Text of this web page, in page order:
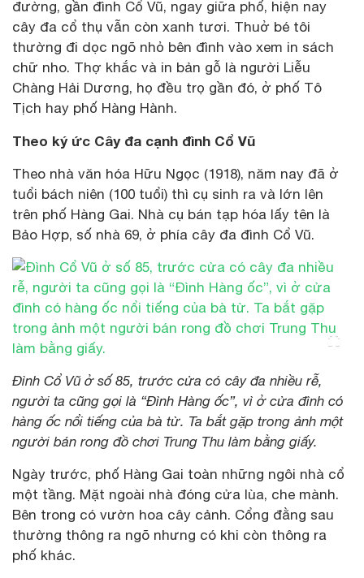
đường, gần đình Cổ Vũ, ngay giữa phố, hiện nay
cây đa cổ thụ vẫn còn xanh tươi. Thuở bé tôi
thường đi dọc ngõ nhỏ bên đình vào xem in sách
chữ nho. Thợ khắc và in bản gỗ là người Liễu
Chàng Hải Dương, họ đều trọ gần đó, ở phố Tô
Tịch hay phố Hàng Hành.
Theo ký ức Cây đa cạnh đình Cổ Vũ
Theo nhà văn hóa Hữu Ngọc (1918), năm nay đã ở
tuổi bách niên (100 tuổi) thì cụ sinh ra và lớn lên
trên phố Hàng Gai. Nhà cụ bán tạp hóa lấy tên là
Bảo Hợp, số nhà 69, ở phía cây đa đình Cổ Vũ.
Đình Cổ Vũ ở số 85, trước cửa có cây đa nhiều rễ,
người ta cũng gọi là “Đình Hàng ốc”, vì ở cửa đình có
hàng ốc nổi tiếng của bà từ. Ta bắt gặp trong ảnh một
người bán rong đồ chơi Trung Thu làm bằng giấy.
Ngày trước, phố Hàng Gai toàn những ngôi nhà cổ
một tầng. Mặt ngoài nhà đóng cửa lùa, che mành.
Bên trong có vườn hoa cây cảnh. Cổng đằng sau
thường thông ra ngõ nhưng có khi còn thông ra
phố khác.